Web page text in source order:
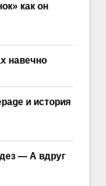
как он
навечно
и история
— А вдруг